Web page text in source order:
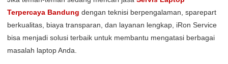
Terpercaya Bandung dengan teknisi berpengalaman, sparepart
berkualitas, biaya transparan, dan layanan lengkap, iRon Service
bisa menjadi solusi terbaik untuk membantu mengatasi berbagai
masalah laptop Anda.